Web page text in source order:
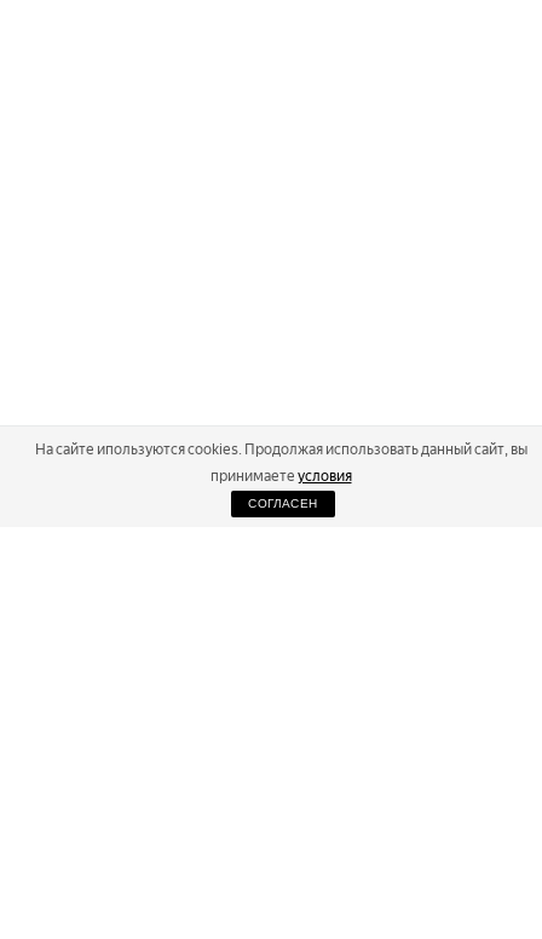
На сайте ипользуются cookies. Продолжая использовать данный сайт, вы
принимаете условия
СОГЛАСЕН